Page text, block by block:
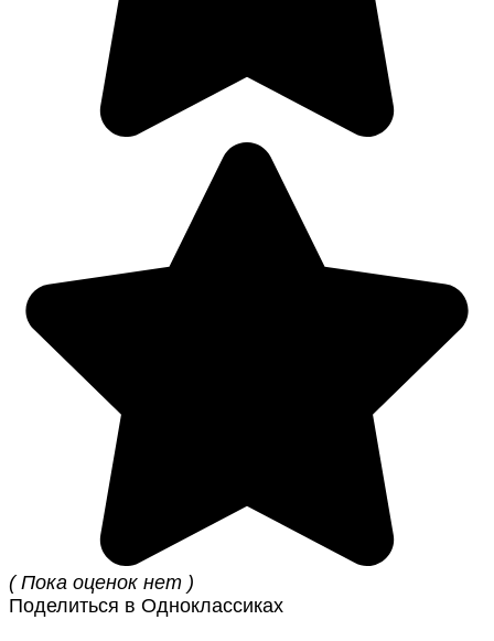
( Пока оценок нет )
Поделиться в Одноклассиках